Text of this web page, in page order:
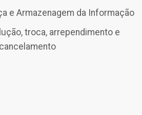
e Armazenagem da Informação
troca, arrependimento e
cancelamento